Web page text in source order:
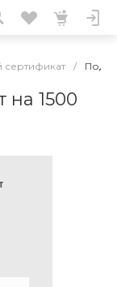
/
1500